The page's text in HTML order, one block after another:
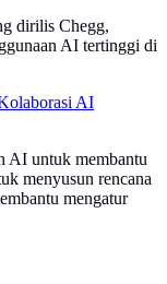
dirilis Chegg,
AI tertinggi di
AI
AI untuk membantu
menyusun rencana
mengatur